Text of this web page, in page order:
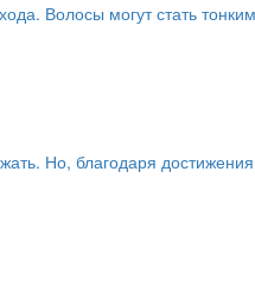
Волосы могут стать
Но, благодаря